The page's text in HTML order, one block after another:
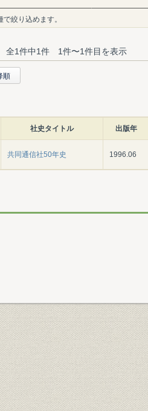
絞り込めます。
全1件中1件 1件〜1件目を表示
順
社史タイトル 出版年
共同通信社50年史 1996.06